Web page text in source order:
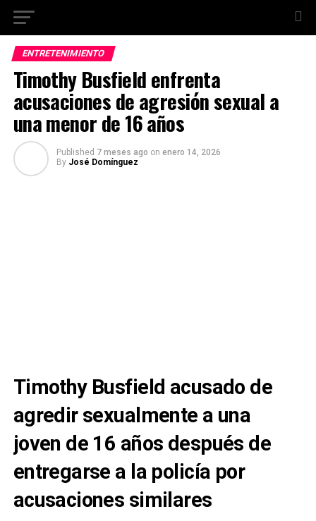
ENTRETENIMIENTO
Timothy Busfield enfrenta
acusaciones de agresión sexual a
una menor de 16 años
Published 7 meses ago on enero 14, 2026
By José Domínguez
Timothy Busfield acusado de
agredir sexualmente a una
joven de 16 años después de
entregarse a la policía por
acusaciones similares